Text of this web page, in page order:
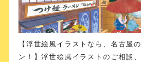
【浮世絵風イラストなら、名古屋
ン！】浮世絵風イラストのご相談